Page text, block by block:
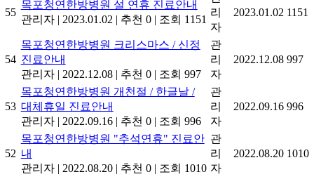
55
목포청연한방병원 설 연휴 진료안내
관리자 | 2023.01.02 | 추천 0 | 조회 1151
리
자
2023.01.02 1151
54
목포청연한방병원 크리스마스 / 신정
진료안내
관리자 | 2022.12.08 | 추천 0 | 조회 997
관
리
자
2022.12.08 997
53
목포청연한방병원 개천절 / 한글날 /
대체휴일 진료안내
관리자 | 2022.09.16 | 추천 0 | 조회 996
관
리
자
2022.09.16 996
52
목포청연한방병원 "추석연휴" 진료안
내
관리자 | 2022.08.20 | 추천 0 | 조회 1010
관
리
자
2022.08.20 1010